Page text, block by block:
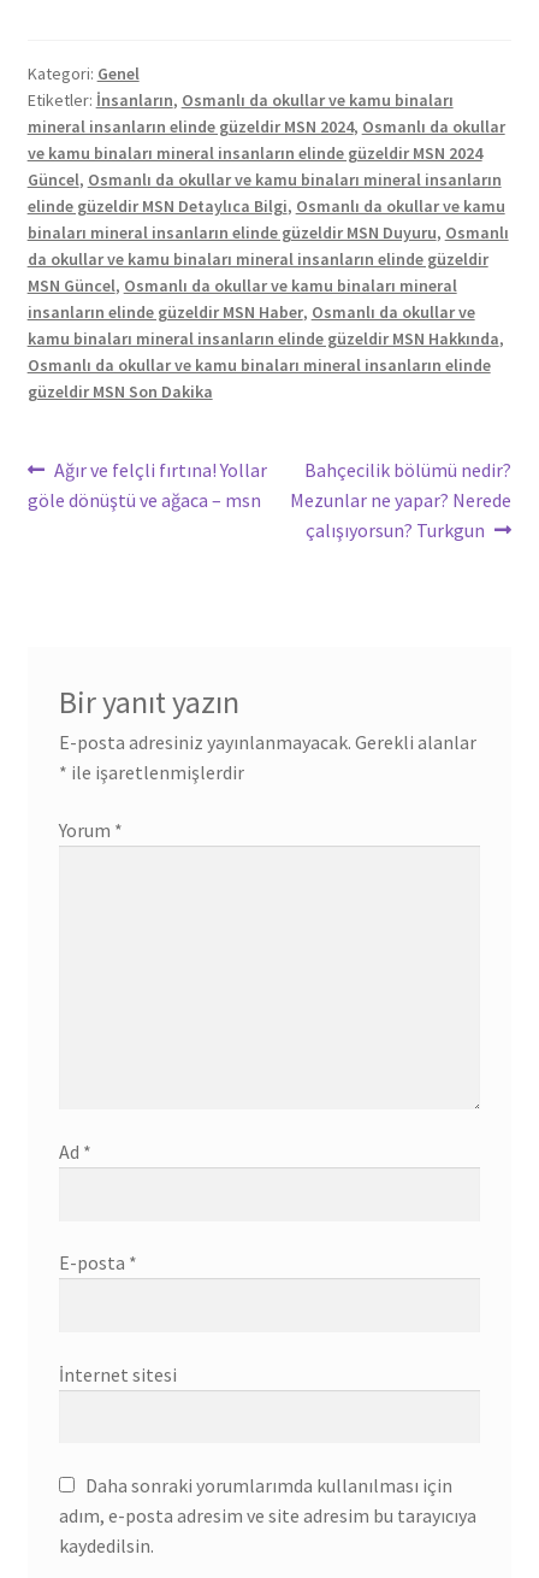
Kategori: Genel
Etiketler: İnsanların, Osmanlı da okullar ve kamu binaları
mineral insanların elinde güzeldir MSN 2024, Osmanlı da okullar
ve kamu binaları mineral insanların elinde güzeldir MSN 2024
Güncel, Osmanlı da okullar ve kamu binaları mineral insanların
elinde güzeldir MSN Detaylıca Bilgi, Osmanlı da okullar ve kamu
binaları mineral insanların elinde güzeldir MSN Duyuru, Osmanlı
da okullar ve kamu binaları mineral insanların elinde güzeldir
MSN Güncel, Osmanlı da okullar ve kamu binaları mineral
insanların elinde güzeldir MSN Haber, Osmanlı da okullar ve
kamu binaları mineral insanların elinde güzeldir MSN Hakkında,
Osmanlı da okullar ve kamu binaları mineral insanların elinde
güzeldir MSN Son Dakika
Yazı
gezinmesi
Önceki
yazı:
Ağır ve felçli fırtına! Yollar
göle dönüştü ve ağaca – msn
Sonraki
yazı:
Bahçecilik bölümü nedir?
Mezunlar ne yapar? Nerede
çalışıyorsun? Turkgun
Bir yanıt yazın
E-posta adresiniz yayınlanmayacak. Gerekli alanlar
* ile işaretlenmişlerdir
Yorum *
Ad *
E-posta *
İnternet sitesi
Daha sonraki yorumlarımda kullanılması için
adım, e-posta adresim ve site adresim bu tarayıcıya
kaydedilsin.